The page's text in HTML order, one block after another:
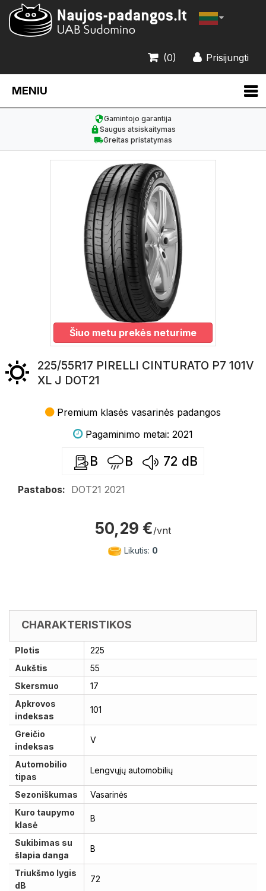
Prisijungti
(0)
MENIU
Gamintojo garantija
Saugus atsiskaitymas
Greitas pristatymas
Šiuo metu prekės neturime
225/55R17 PIRELLI CINTURATO P7 101V
XL J DOT21
Premium klasės vasarinės padangos
Pagaminimo metai: 2021
B B 72 dB
Pastabos: DOT21 2021
50,29 €/vnt
Likutis: 0
CHARAKTERISTIKOS
Plotis
225
Aukštis
55
Skersmuo
17
Apkrovos
indeksas
101
Greičio
indeksas
V
Automobilio
tipas
Lengvųjų automobilių
Sezoniškumas
Vasarinės
Kuro taupymo
klasė
B
Sukibimas su
šlapia danga
B
Triukšmo lygis
dB
72